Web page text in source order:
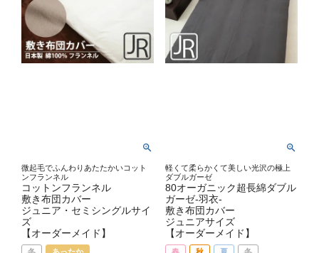
微起毛でふんわりあたたかいコット
ンフランネル
コットンフランネル
敷き布団カバー
ジュニア・セミシングルサイ
ズ
【オーダーメイド】
軽くて柔らかくて美しい光沢の極上
ダブルガーゼ
80オーガニック超長綿ダブル
ガーゼ-羽衣-
敷き布団カバー
ジュニアサイズ
【オーダーメイド】